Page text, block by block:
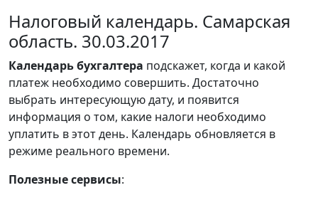
Налоговый календарь. Самарская
область. 30.03.2017
Календарьбухгалтера подскажет, когда и какой
платеж необходимо совершить. Достаточно
выбрать интересующую дату, и появится
информация о том, какие налоги необходимо
уплатить в этот день. Календарь обновляется в
режиме реального времени.
Полезные сервисы: